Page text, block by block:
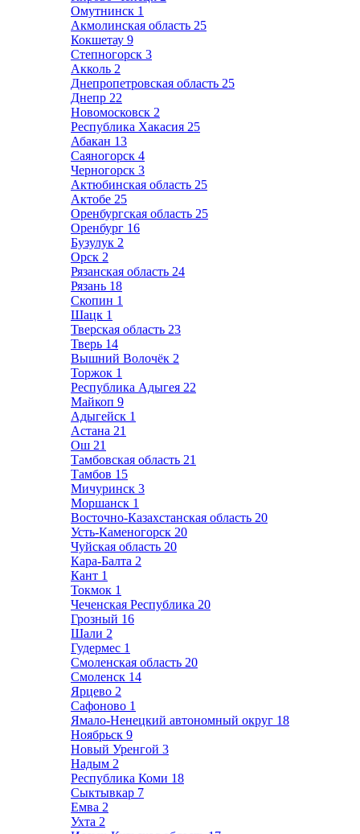
Омутнинск 1
Акмолинская область 25
Кокшетау 9
Степногорск 3
Акколь 2
Днепропетровская область 25
Днепр 22
Новомосковск 2
Республика Хакасия 25
Абакан 13
Саяногорск 4
Черногорск 3
Актюбинская область 25
Актобе 25
Оренбургская область 25
Оренбург 16
Бузулук 2
Орск 2
Рязанская область 24
Рязань 18
Скопин 1
Шацк 1
Тверская область 23
Тверь 14
Вышний Волочёк 2
Торжок 1
Республика Адыгея 22
Майкоп 9
Адыгейск 1
Астана 21
Ош 21
Тамбовская область 21
Тамбов 15
Мичуринск 3
Моршанск 1
Восточно-Казахстанская область 20
Усть-Каменогорск 20
Чуйская область 20
Кара-Балта 2
Кант 1
Токмок 1
Чеченская Республика 20
Грозный 16
Шали 2
Гудермес 1
Смоленская область 20
Смоленск 14
Ярцево 2
Сафоново 1
Ямало-Ненецкий автономный округ 18
Ноябрьск 9
Новый Уренгой 3
Надым 2
Республика Коми 18
Сыктывкар 7
Емва 2
Ухта 2